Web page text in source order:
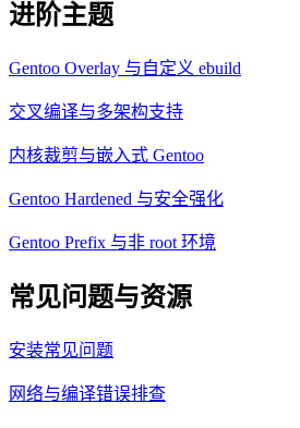
进阶主题
Gentoo Overlay 与自定义 ebuild
交叉编译与多架构支持
内核裁剪与嵌入式 Gentoo
Gentoo Hardened 与安全强化
Gentoo Prefix 与非 root 环境
常见问题与资源
安装常见问题
网络与编译错误排查